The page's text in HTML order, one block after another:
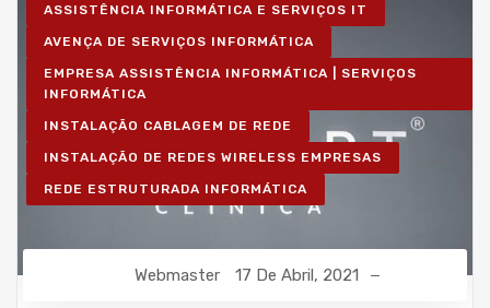
ASSISTÊNCIA INFORMÁTICA E SERVIÇOS IT
AVENÇA DE SERVIÇOS INFORMÁTICA
EMPRESA ASSISTÊNCIA INFORMÁTICA | SERVIÇOS
INFORMÁTICA
INSTALAÇÃO CABLAGEM DE REDE
INSTALAÇÃO DE REDES WIRELESS EMPRESAS
REDE ESTRUTURADA INFORMÁTICA
Webmaster 17 De Abril, 2021